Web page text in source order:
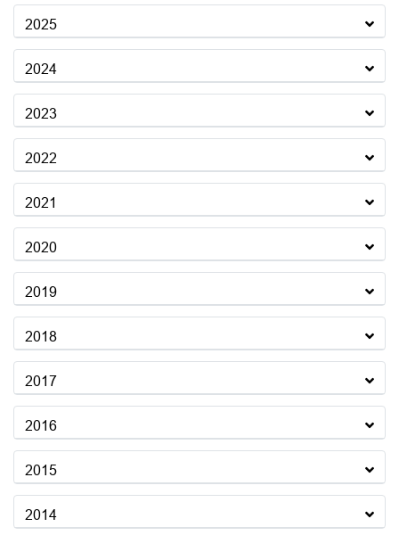
2025
2024
2023
2022
2021
2020
2019
2018
2017
2016
2015
2014